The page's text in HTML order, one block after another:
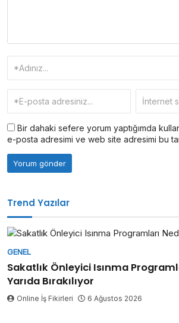
Bir dahaki sefere yorum yaptığımda
e-posta adresimi ve web site adresimi bu
Trend Yazılar
GENEL
Sakatlık Önleyici Isınma
Yarıda Bırakılıyor
Online İş Fikirleri 6 Ağustos 2026